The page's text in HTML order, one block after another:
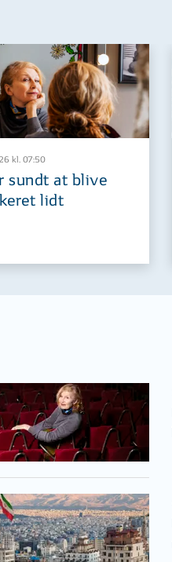
kl. 07:50
sundt at blive
lidt